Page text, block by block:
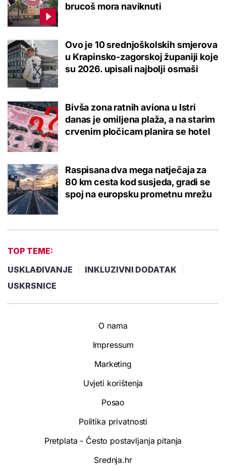
brucoš mora naviknuti
Ovo je 10 srednjoškolskih smjerova
u Krapinsko-zagorskoj županiji koje
su 2026. upisali najbolji osmaši
Bivša zona ratnih aviona u Istri
danas je omiljena plaža, a na starim
crvenim pločicam planira se hotel
Raspisana dva mega natječaja za
80 km cesta kod susjeda, gradi se
spoj na europsku prometnu mrežu
TOP TEME:
USKLAĐIVANJE
INKLUZIVNI DODATAK
USKRSNICE
O nama
Impressum
Marketing
Uvjeti korištenja
Posao
Politika privatnosti
Pretplata - Često postavljanja pitanja
Srednja.hr